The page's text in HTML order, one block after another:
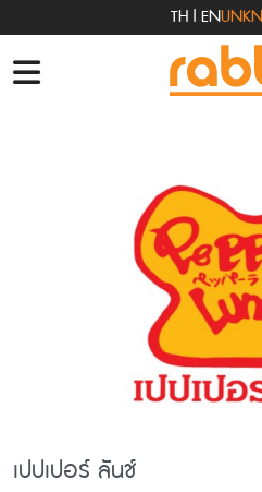
TH|EN
เปปเปอร์ ลันช์